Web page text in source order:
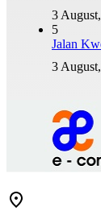
3
5
Jalan
3